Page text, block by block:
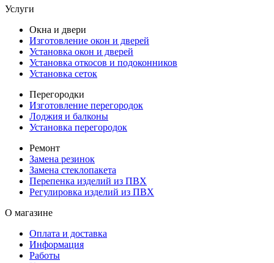
Услуги
Окна и двери
Изготовление окон и дверей
Установка окон и дверей
Установка откосов и подоконников
Установка сеток
Перегородки
Изготовление перегородок
Лоджия и балконы
Установка перегородок
Ремонт
Замена резинок
Замена стеклопакета
Перепенка изделий из ПВХ
Регулировка изделий из ПВХ
О магазине
Оплата и доставка
Информация
Работы